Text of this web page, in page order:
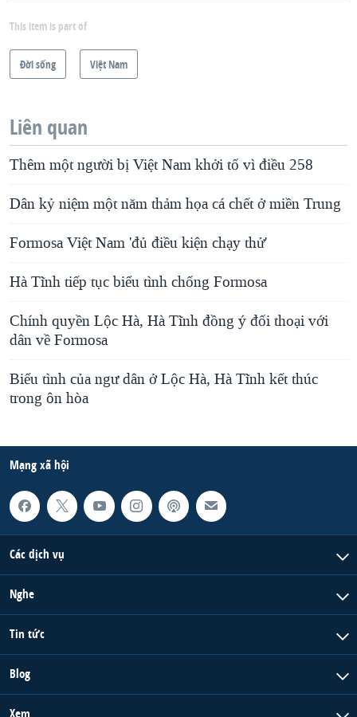
This item is part of
Ðời sống Việt Nam
Liên quan
Thêm một người bị Việt Nam khởi tố vì điều 258
Dân kỷ niệm một năm thảm họa cá chết ở miền Trung
Formosa Việt Nam 'đủ điều kiện chạy thử'
Hà Tĩnh tiếp tục biểu tình chống Formosa
Chính quyền Lộc Hà, Hà Tĩnh đồng ý đối thoại với
dân về Formosa
Biểu tình của ngư dân ở Lộc Hà, Hà Tĩnh kết thúc
trong ôn hòa
Mạng xã hội
Các dịch vụ
Nghe
Tin tức
Blog
Xem